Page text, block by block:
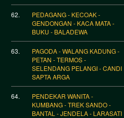
62.
PEDAGANG - KECOAK -
GENDONGAN - KACA MATA -
BUKU - BALADEWA
63.
PAGODA - WALANG KADUNG -
PETAN - TERMOS -
SELENDANG PELANGI - CANDI
SAPTA ARGA
64.
PENDEKAR WANITA -
KUMBANG - TREK SANDO -
BANTAL - JENDELA - LARASATI